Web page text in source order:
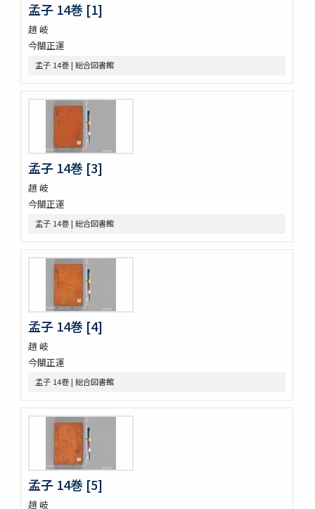
甲府新聞
論語 10巻
つれつれ 2巻
中華若木詩抄 4巻
倭名類聚鈔 20巻
令義解 10巻
論語 10巻
立齋先生標題觧註音釋十八史畧 7巻
元亨釋書 30巻
論語 10巻
孟子 14巻
大學
中庸 1巻坿補音釋1巻
周易 9巻坿略例 2巻
塵添壒囊鈔 20巻
伊㔟 2巻
日本書紀抄 3巻
略要抄 3巻
倭玉篇 3巻 (存1巻)
大藏一覽集 10巻
唐三體詩註 3巻首1巻
新編排韻増廣事類氏族大全 10巻 (存1巻)
文選 60巻目録1巻
重刋貞和類聚祖苑聯芳集 10巻
大諸禮集 17巻
源氏物語 54巻
兀菴和尚語録
中庸章句詳説
孟子 14巻 [1]
趙 岐
今關正運
孟子 14巻 | 総合図書館
孟子 14巻 [3]
趙 岐
今關正運
孟子 14巻 | 総合図書館
孟子 14巻 [4]
趙 岐
今關正運
孟子 14巻 | 総合図書館
孟子 14巻 [5]
趙 岐